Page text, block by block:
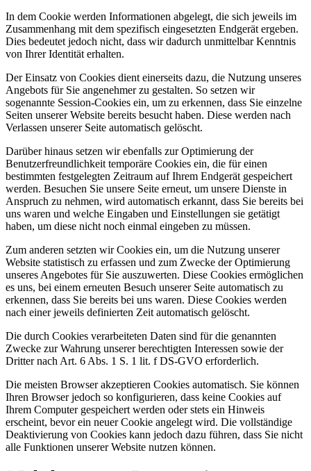
In dem Cookie werden Informationen abgelegt, die sich jeweils im
Zusammenhang mit dem spezifisch eingesetzten Endgerät ergeben.
Dies bedeutet jedoch nicht, dass wir dadurch unmittelbar Kenntnis
von Ihrer Identität erhalten.
Der Einsatz von Cookies dient einerseits dazu, die Nutzung unseres
Angebots für Sie angenehmer zu gestalten. So setzen wir
sogenannte Session-Cookies ein, um zu erkennen, dass Sie einzelne
Seiten unserer Website bereits besucht haben. Diese werden nach
Verlassen unserer Seite automatisch gelöscht.
Darüber hinaus setzen wir ebenfalls zur Optimierung der
Benutzerfreundlichkeit temporäre Cookies ein, die für einen
bestimmten festgelegten Zeitraum auf Ihrem Endgerät gespeichert
werden. Besuchen Sie unsere Seite erneut, um unsere Dienste in
Anspruch zu nehmen, wird automatisch erkannt, dass Sie bereits bei
uns waren und welche Eingaben und Einstellungen sie getätigt
haben, um diese nicht noch einmal eingeben zu müssen.
Zum anderen setzten wir Cookies ein, um die Nutzung unserer
Website statistisch zu erfassen und zum Zwecke der Optimierung
unseres Angebotes für Sie auszuwerten. Diese Cookies ermöglichen
es uns, bei einem erneuten Besuch unserer Seite automatisch zu
erkennen, dass Sie bereits bei uns waren. Diese Cookies werden
nach einer jeweils definierten Zeit automatisch gelöscht.
Die durch Cookies verarbeiteten Daten sind für die genannten
Zwecke zur Wahrung unserer berechtigten Interessen sowie der
Dritter nach Art. 6 Abs. 1 S. 1 lit. f DS-GVO erforderlich.
Die meisten Browser akzeptieren Cookies automatisch. Sie können
Ihren Browser jedoch so konfigurieren, dass keine Cookies auf
Ihrem Computer gespeichert werden oder stets ein Hinweis
erscheint, bevor ein neuer Cookie angelegt wird. Die vollständige
Deaktivierung von Cookies kann jedoch dazu führen, dass Sie nicht
alle Funktionen unserer Website nutzen können.